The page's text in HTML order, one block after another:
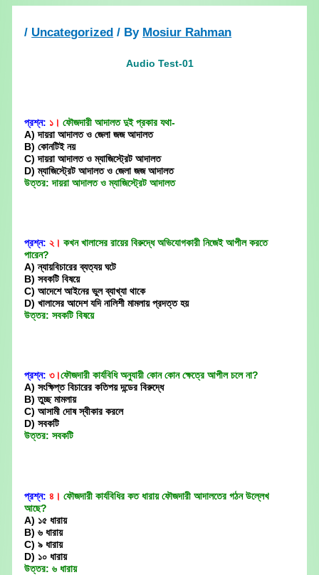
content
/ Uncategorized / By Mosiur Rahman
Audio Test-01
প্রশ্ন: ১। ফৌজদারী আদালত দুই প্রকার যথা-
A) দায়রা আদালত ও জেলা জজ আদালত
B) কোনটিই নয়
C) দায়রা আদালত ও ম্যাজিস্ট্রেট আদালত
D) ম্যাজিস্ট্রেট আদালত ও জেলা জজ আদালত
উত্তর: দায়রা আদালত ও ম্যাজিস্ট্রেট আদালত
প্রশ্ন: ২। কখন খালাসের রায়ের বিরুদ্ধে অভিযোগকারী নিজেই আপীল করতে
পারেন?
A) ন্যায়বিচারের ব্যত্যয় ঘটে
B) সবকটি বিষয়ে
C) আদেশে আইনের ভুল ব্যাখ্যা থাকে
D) খালাসের আদেশ যদি নালিশী মামলায় প্রদত্ত হয়
উত্তর: সবকটি বিষয়ে
প্রশ্ন: ৩।ফৌজদারী কার্যবিধি অনুযায়ী কোন কোন ক্ষেত্রে আপীল চলে না?
A) সংক্ষিপ্ত বিচারের কতিপয় দন্ডের বিরুদ্ধে
B) তুচ্ছ মামলায়
C) আসামী দোষ স্বীকার করলে
D) সবকটি
উত্তর: সবকটি
প্রশ্ন: ৪। ফৌজদারী কার্যবিধির কত ধারায় ফৌজদারী আদালতের গঠন উল্লেখ
আছে?
A) ১৫ ধারায়
B) ৬ ধারায়
C) ৯ ধারায়
D) ১০ ধারায়
উত্তর: ৬ ধারায়